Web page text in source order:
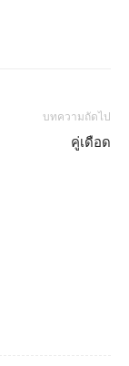
บทความถัดไป
คู่เดือด